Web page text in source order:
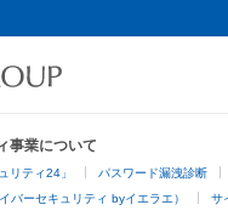
事業について
リティ24」 パスワード漏洩診断
バーセキュリティ byイエラエ） サ